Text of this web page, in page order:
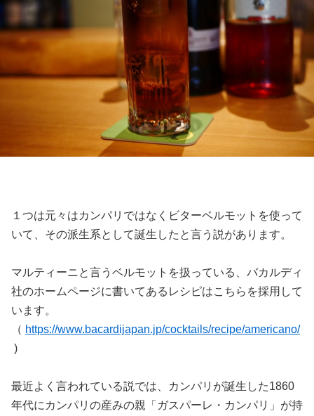
１つは元々はカンパリではなくビターベルモットを使って
いて、その派生系として誕生したと言う説があります。
マルティーニと言うベルモットを扱っている、バカルディ
社のホームページに書いてあるレシピはこちらを採用して
います。
（ https://www.bacardijapan.jp/cocktails/recipe/americano/
)
最近よく言われている説では、カンパリが誕生した1860
年代にカンパリの産みの親「ガスパーレ・カンパリ」が持